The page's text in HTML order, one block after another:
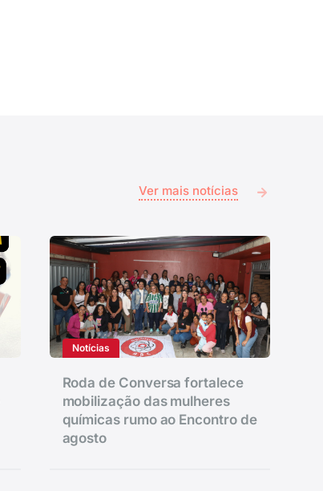
Ver mais notícias
Notícias
Roda de Conversa fortalece
mobilização das mulheres
químicas rumo ao Encontro de
agosto